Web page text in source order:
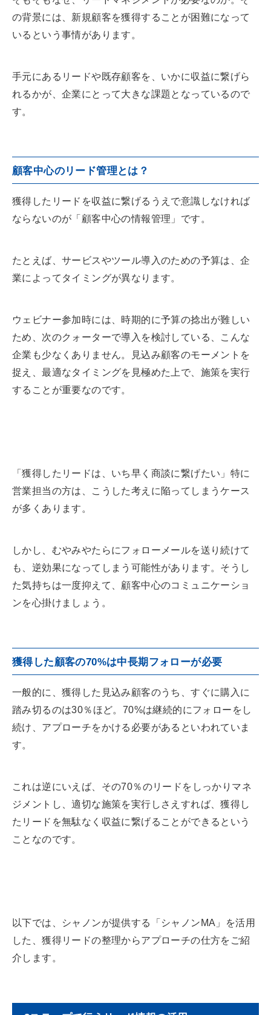
の背景には、新規顧客を獲得することが困難になって
いるという事情があります。
手元にあるリードや既存顧客を、いかに収益に繋げら
れるかが、企業にとって大きな課題となっているので
す。
顧客中心のリード管理とは？
獲得したリードを収益に繋げるうえで意識しなければ
ならないのが「顧客中心の情報管理」です。
たとえば、サービスやツール導入のための予算は、企
業によってタイミングが異なります。
ウェビナー参加時には、時期的に予算の捻出が難しい
ため、次のクォーターで導入を検討している、こんな
企業も少なくありません。見込み顧客のモーメントを
捉え、最適なタイミングを見極めた上で、施策を実行
することが重要なのです。
「獲得したリードは、いち早く商談に繋げたい」特に
営業担当の方は、こうした考えに陥ってしまうケース
が多くあります。
しかし、むやみやたらにフォローメールを送り続けて
も、逆効果になってしまう可能性があります。そうし
た気持ちは一度抑えて、顧客中心のコミュニケーショ
ンを心掛けましょう。
獲得した顧客の70%は中長期フォローが必要
一般的に、獲得した見込み顧客のうち、すぐに購入に
踏み切るのは30％ほど。70%は継続的にフォローをし
続け、アプローチをかける必要があるといわれていま
す。
これは逆にいえば、その70％のリードをしっかりマネ
ジメントし、適切な施策を実行しさえすれば、獲得し
たリードを無駄なく収益に繋げることができるという
ことなのです。
以下では、シャノンが提供する「シャノンMA」を活用
した、獲得リードの整理からアプローチの仕方をご紹
介します。